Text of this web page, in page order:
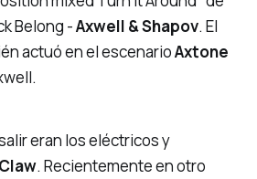
Belong -Axwell & Shapov. El
actuó en el escenarioAxtone
eran los eléctricos y
. Recientemente en otro